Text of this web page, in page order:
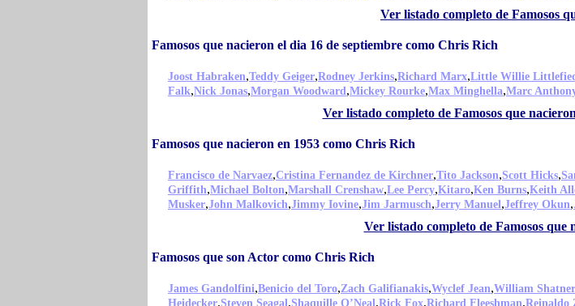
Ver listado completo de Famosos
Famosos que nacieron el dia 16 de septiembre como Chris Rich
Joost Habraken,Teddy Geiger,Rodney Jerkins,Richard Marx,Little Willie
Falk,Nick Jonas,Morgan Woodward,Mickey Rourke,Max Minghella,Marc
Ver listado completo de Famosos que
Famosos que nacieron en 1953 como Chris Rich
Francisco de Narvaez,Cristina Fernandez de Kirchner,Tito Jackson,Scott Hicks,
Griffith,Michael Bolton,Marshall Crenshaw,Lee Percy,Kitaro,Ken Burns,Keith
Musker,John Malkovich,Jimmy Iovine,Jim Jarmusch,Jerry Manuel,Jeffrey Okun,
Ver listado completo de Famosos
Famosos que son Actor como Chris Rich
James Gandolfini,Benicio del Toro,Zach Galifianakis,Wyclef Jean,William Shatner
Heidecker,Steven Seagal ,Shaquille O’Neal ,Rick Fox,Richard Fleeshman,Reinaldo